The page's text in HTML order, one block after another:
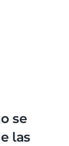
se
las